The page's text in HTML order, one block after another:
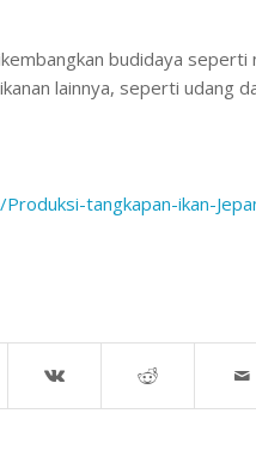
budidaya seperti
lainnya, seperti udang
tangkapan-ikan-